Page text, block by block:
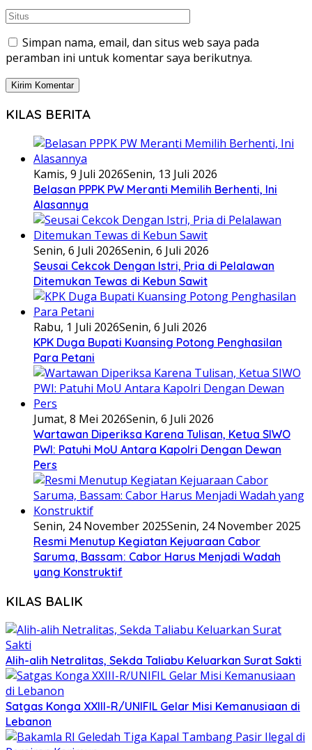
Simpan nama, email, dan situs web saya pada
peramban ini untuk komentar saya berikutnya.
KILAS BERITA
Kamis, 9 Juli 2026Senin, 13 Juli 2026
Belasan PPPK PW Meranti Memilih Berhenti, Ini
Alasannya
Senin, 6 Juli 2026Senin, 6 Juli 2026
Seusai Cekcok Dengan Istri, Pria di Pelalawan
Ditemukan Tewas di Kebun Sawit
Rabu, 1 Juli 2026Senin, 6 Juli 2026
KPK Duga Bupati Kuansing Potong Penghasilan
Para Petani
Jumat, 8 Mei 2026Senin, 6 Juli 2026
Wartawan Diperiksa Karena Tulisan, Ketua SIWO
PWI: Patuhi MoU Antara Kapolri Dengan Dewan
Pers
Senin, 24 November 2025Senin, 24 November 2025
Resmi Menutup Kegiatan Kejuaraan Cabor
Saruma, Bassam: Cabor Harus Menjadi Wadah
yang Konstruktif
KILAS BALIK
Alih-alih Netralitas, Sekda Taliabu Keluarkan Surat Sakti
Satgas Konga XXIII-R/UNIFIL Gelar Misi Kemanusiaan di
Lebanon